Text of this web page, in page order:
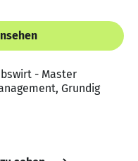
- Master
Grundig